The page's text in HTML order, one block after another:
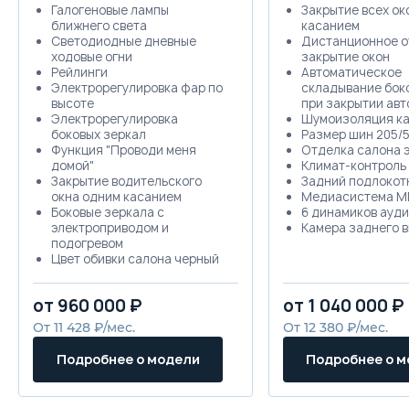
Галогеновые лампы
ближнего света
Светодиодные дневные
ходовые огни
Рейлинги
Электрорегулировка фар по
высоте
Электрорегулировка
боковых зеркал
Функция "Проводи меня
домой"
Закрытие водительского
окна одним касанием
Боковые зеркала с
электроприводом и
подогревом
Цвет обивки салона черный
рулевое колесо с кожаной
обивкой
Регулировка рулевой
колонки по высоте
Кондиционер
Механическая регулировка
пассажирского сидения в 4-
от 960 000 ₽
От 11 428 ₽/мес.
Подробнее о модели
Закрытие всех
касанием
Дистанционное
закрытие окон
Автоматическое
складывание
при закрытии
Шумоизоляция
Размер шин 205/
Отделка салона
Климат-контроль
Задний
Медиасистема
6 динамиков
Камера заднего
от 1 040 000 ₽
От 12 380 ₽/мес.
Подробнее о